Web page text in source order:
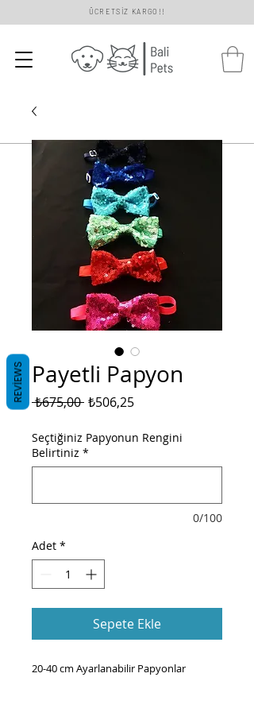
ÜCRETSİZ KARGO!!
Payetli Papyon
₺675,00 Normal
₺506,25İndirimli
Seçtiğiniz Papyonun Rengini
Belirtiniz *
0/100
Adet *
Sepete Ekle
20-40 cm Ayarlanabilir Papyonlar
REVIEWS